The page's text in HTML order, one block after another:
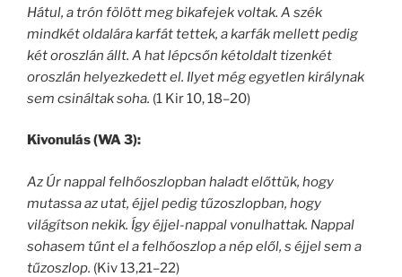
Hátul, a trón fölött meg bikafejek voltak. A szék
mindkét oldalára karfát tettek, a karfák mellett pedig
két oroszlán állt. A hat lépcsőn kétoldalt tizenkét
oroszlán helyezkedett el. Ilyet még egyetlen királynak
sem csináltak soha. (1 Kir 10, 18–20)
Kivonulás (WA 3):
Az Úr nappal felhőoszlopban haladt előttük, hogy
mutassa az utat, éjjel pedig tűzoszlopban, hogy
világítson nekik. Így éjjel-nappal vonulhattak. Nappal
sohasem tűnt el a felhőoszlop a nép elől, s éjjel sem a
tűzoszlop. (Kiv 13,21–22)